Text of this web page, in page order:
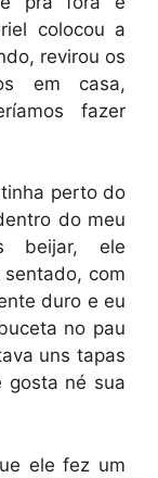
colocou a
revirou os
em casa,
fazer
perto do
do meu
beijar, ele
com
duro e eu
no pau
uns tapas
gosta né sua
ele fez um